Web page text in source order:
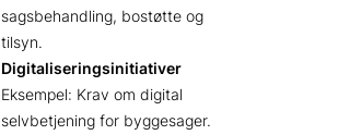
sagsbehandling, bostøtte og
tilsyn.
Digitaliseringsinitiativer
Eksempel: Krav om digital
selvbetjening for byggesager.